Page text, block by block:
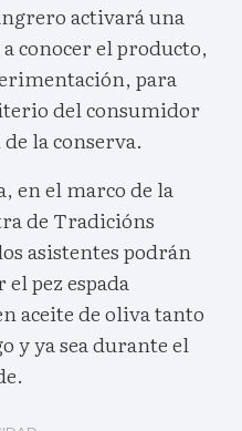
activará una
conocer el producto,
para
del consumidor
la conserva.
en el marco de la
de Tradicións
asistentes podrán
pez espada
aceite de oliva tanto
y ya sea durante el